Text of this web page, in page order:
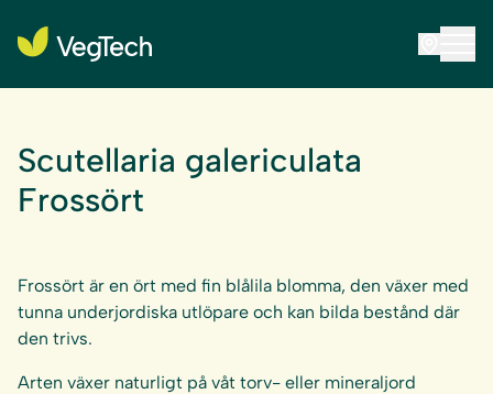
Scutellaria galericulata
Frossört
Frossört är en ört med fin blålila blomma, den växer med
tunna underjordiska utlöpare och kan bilda bestånd där
den trivs.
Arten växer naturligt på våt torv- eller mineraljord